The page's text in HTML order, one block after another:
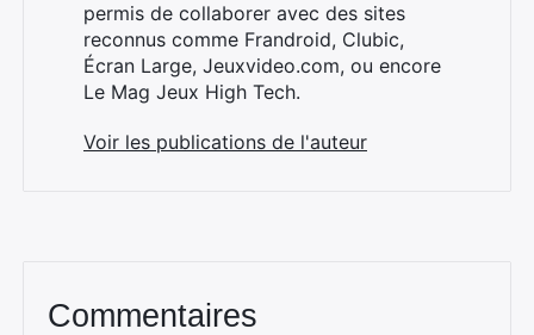
permis de collaborer avec des sites
reconnus comme Frandroid, Clubic,
Écran Large, Jeuxvideo.com, ou encore
Le Mag Jeux High Tech.
Voir les publications de l'auteur
Commentaires
Rechercher